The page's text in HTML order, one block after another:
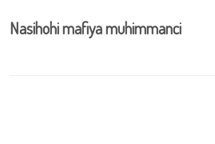
Nasihohi mafiya muhimmanci